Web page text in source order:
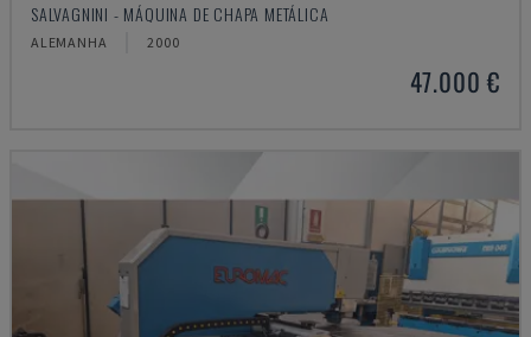
SALVAGNINI - MÁQUINA DE CHAPA METÁLICA
ALEMANHA 2000
47.000 €